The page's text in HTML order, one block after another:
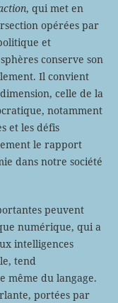
, qui met en
opérées par
et
conserve son
Il convient
celle de la
notamment
et les défis
le rapport
dans notre société
peuvent
numérique, qui a
intelligences
tend
même du langage.
portées par